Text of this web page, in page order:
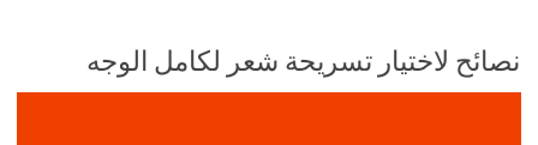
نصائح لاختيار تسريحة شعر لكامل الوجه